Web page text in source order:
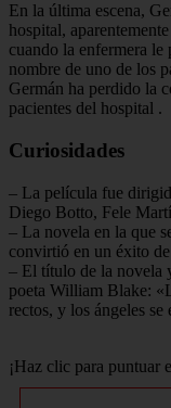
En la última escena,
hospital,
cuando la enfermera le
nombre de uno de los
Germán ha perdido la
pacientes del hospital .
Curiosidades
– La película fue
Diego Botto, Fele
– La novela en la que
convirtió en un éxito
– El título de la novela
poeta William Blake:
rectos, y los ángeles se
¡Haz clic para puntuar